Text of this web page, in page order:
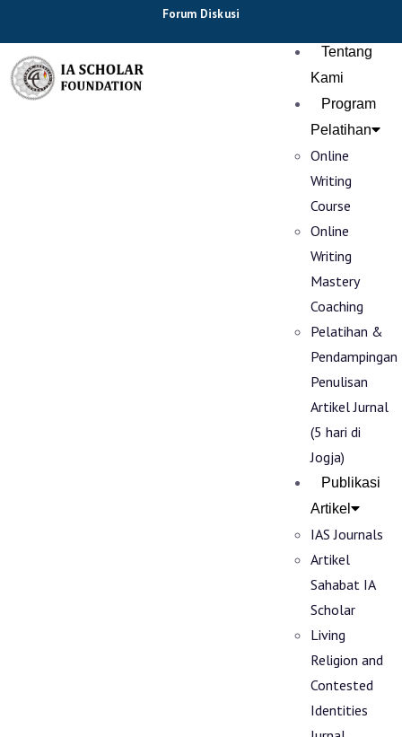
Forum Diskusi
Tentang
Kami
Program
Pelatihan
Online
Writing
Course
Online
Writing
Mastery
Coaching
Pelatihan &
Pendampingan
Penulisan
Artikel Jurnal
(5 hari di
Jogja)
Publikasi
Artikel
IAS Journals
Artikel
Sahabat IA
Scholar
Living
Religion and
Contested
Identities